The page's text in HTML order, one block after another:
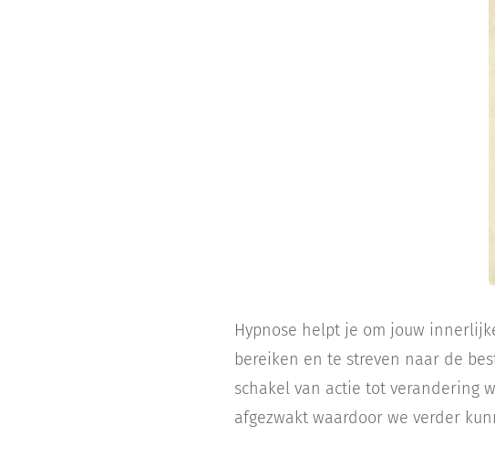
Hypnose helpt je om jouw
bereiken en te streven naar de
schakel van actie tot verandering
afgezwakt waardoor we verder